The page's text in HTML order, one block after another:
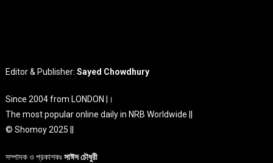
Editor & Publisher:Sayed Chowdhury
Since 2004 from LONDON |।
The most popular online daily in NRB Worldwide ||
© Shomoy 2025 ||
সম্পাদক ও প্রকাশকঃসাঈদ চৌধুরী